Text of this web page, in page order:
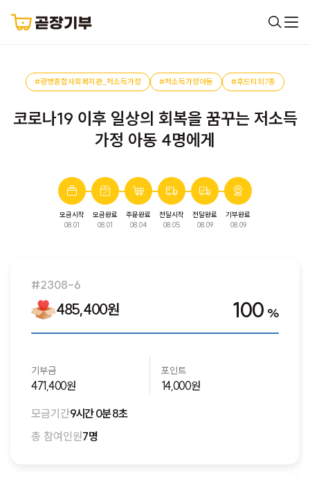
#광명종합사회복지관_저소득가정 #저소득가정아동 #후드티외7종
코로나19 이후 일상의 회복을 꿈꾸는 저소득
가정 아동 4명에게
모금시작
08.01
모금완료
08.01
주문완료
08.04
전달시작
08.05
전달완료
08.09
기부완료
08.09
완료된 모금입니다. 다음 모금에서 만나요!
#2308-6
485,400원 100 %
기부금
471,400원
포인트
14,000원
모금기간9시간 0분 8초
총 참여인원7명